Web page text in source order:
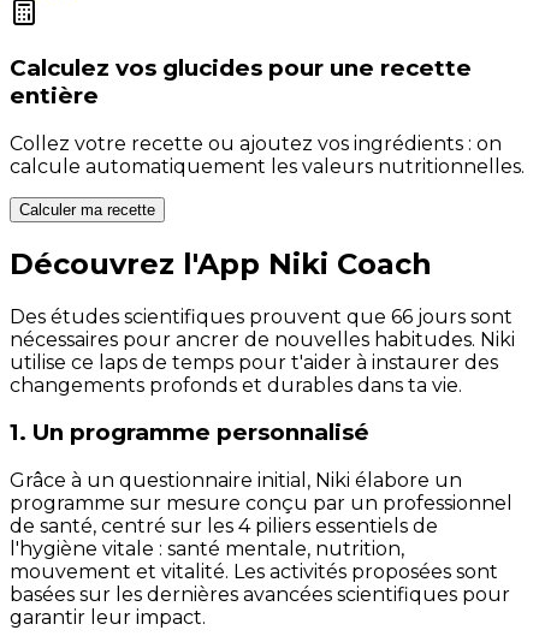
Calculez vos glucides pour une recette
entière
Collez votre recette ou ajoutez vos ingrédients : on
calcule automatiquement les valeurs nutritionnelles.
Calculer ma recette
Découvrez l'App Niki Coach
Des études scientifiques prouvent que 66 jours sont
nécessaires pour ancrer de nouvelles habitudes. Niki
utilise ce laps de temps pour t'aider à instaurer des
changements profonds et durables dans ta vie.
1. Un programme personnalisé
Grâce à un questionnaire initial, Niki élabore un
programme sur mesure conçu par un professionnel
de santé, centré sur les 4 piliers essentiels de
l'hygiène vitale : santé mentale, nutrition,
mouvement et vitalité. Les activités proposées sont
basées sur les dernières avancées scientifiques pour
garantir leur impact.